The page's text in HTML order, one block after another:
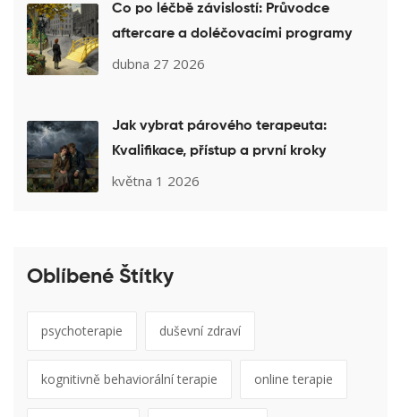
Co po léčbě závislostí: Průvodce
aftercare a doléčovacími programy
dubna 27 2026
Jak vybrat párového terapeuta:
Kvalifikace, přístup a první kroky
května 1 2026
Oblíbené Štítky
psychoterapie duševní zdraví
kognitivně behaviorální terapie online terapie